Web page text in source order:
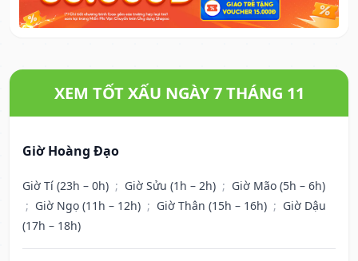
XEM TỐT XẤU NGÀY 7 THÁNG 11
Giờ Hoàng Đạo
Giờ Tí (23h – 0h) ; Giờ Sửu (1h – 2h) ; Giờ Mão (5h – 6h)
; Giờ Ngọ (11h – 12h) ; Giờ Thân (15h – 16h) ; Giờ Dậu
(17h – 18h)